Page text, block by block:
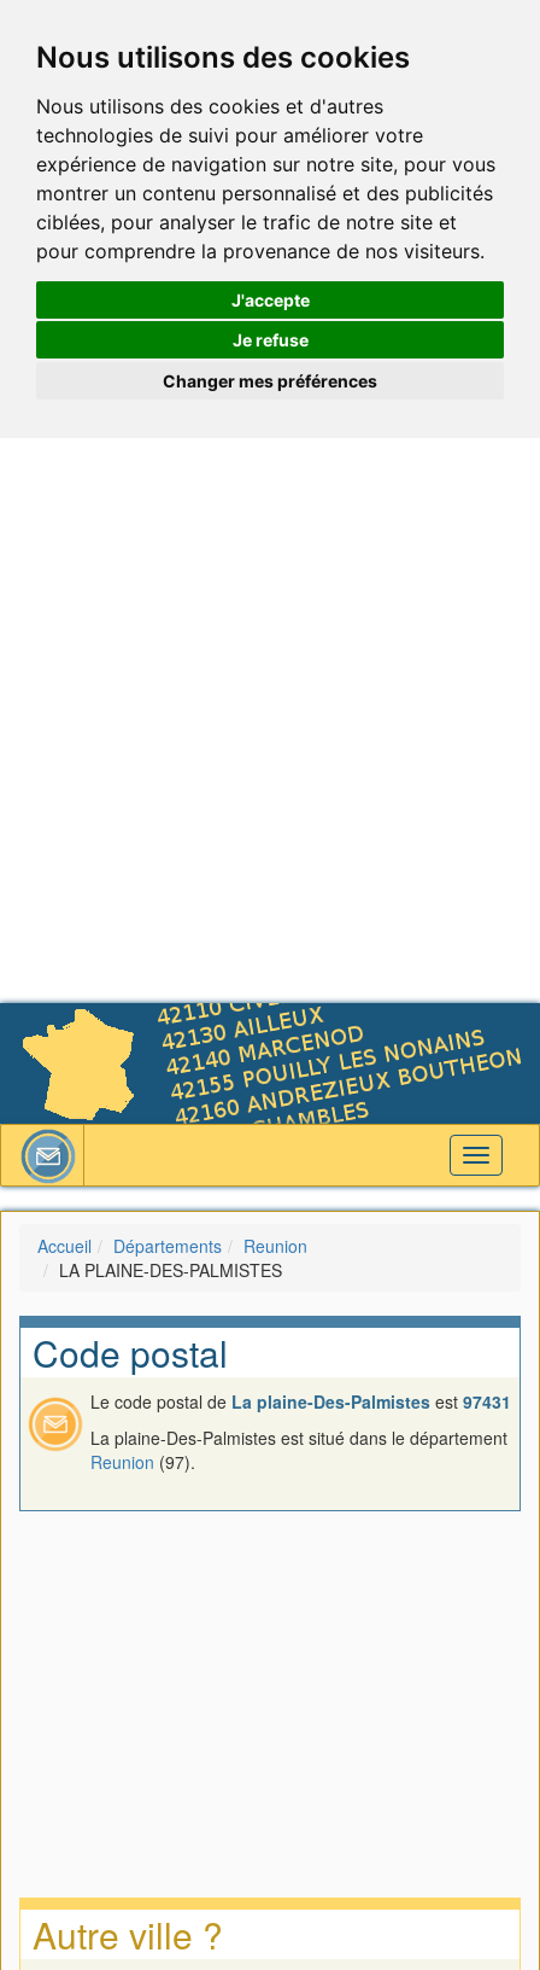
Nous utilisons des cookies
Nous utilisons des cookies et d'autres
technologies de suivi pour améliorer votre
expérience de navigation sur notre site, pour vous
montrer un contenu personnalisé et des publicités
ciblées, pour analyser le trafic de notre site et
pour comprendre la provenance de nos visiteurs.
J'accepte
Je refuse
Changer mes préférences
Toggle
Accueil Départements
Reunion
LA PLAINE-DES-PALMISTES
Code postal
Le code postal de La plaine-Des-Palmistes est 97431
La plaine-Des-Palmistes est situé dans le département
Reunion (97).
Autre ville ?